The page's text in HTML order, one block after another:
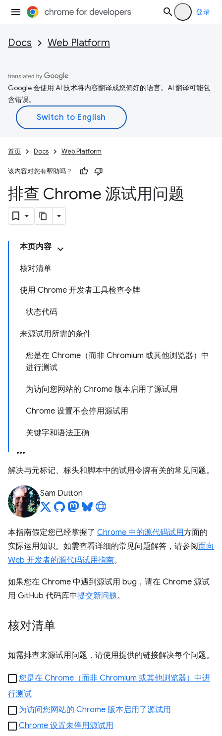
登录
Docs Web Platform
Google 会使用 AI 技术将内容翻译成您偏好的语言。AI 翻译可能包
含错误。
首页 Docs Web Platform
该内容对您有帮助吗？
排查 Chrome 源试用问题
本页内容
核对清单
使用 Chrome 开发者工具检查令牌
状态代码
来源试用所需的条件
您是在 Chrome（而非 Chromium 或其他浏览器）中
进行测试
为访问您网站的 Chrome 版本启用了源试用
Chrome 设置不会停用源试用
关键字和语法正确
解决与元标记、标头和脚本中的试用令牌有关的常见问题。
Sam Dutton
本指南假定您已经掌握了 Chrome 中的源代码试用方面的
实际运用知识。如需查看详细的常见问题解答，请参阅面向
Web 开发者的源代码试用指南。
如果您在 Chrome 中遇到源试用 bug，请在 Chrome 源试
用 GitHub 代码库中提交新问题。
核对清单
如需排查来源试用问题，请使用提供的链接解决每个问题。
您是在 Chrome（而非 Chromium 或其他浏览器）中进
行测试
为访问您网站的 Chrome 版本启用了源试用
Chrome 设置未停用源试用